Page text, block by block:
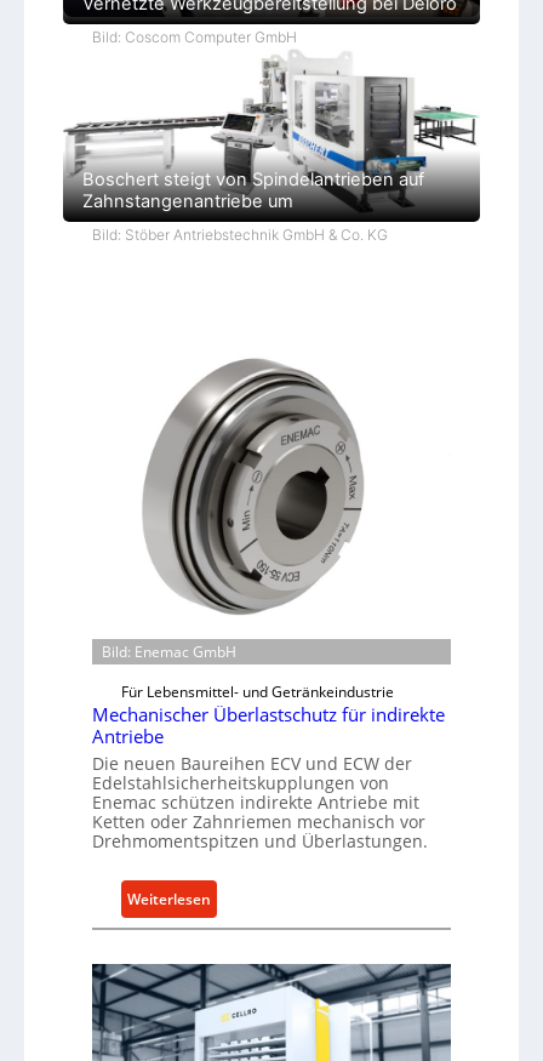
Bild: Coscom Computer GmbH
Boschert steigt von Spindelantrieben auf
Zahnstangenantriebe um
Bild: Stöber Antriebstechnik GmbH & Co. KG
Bild: Enemac GmbH
Für Lebensmittel- und Getränkeindustrie
Mechanischer Überlastschutz für indirekte
Antriebe
Die neuen Baureihen ECV und ECW der
Edelstahlsicherheitskupplungen von
Enemac schützen indirekte Antriebe mit
Ketten oder Zahnriemen mechanisch vor
Drehmomentspitzen und Überlastungen.
Weiterlesen:
M
c
h
n